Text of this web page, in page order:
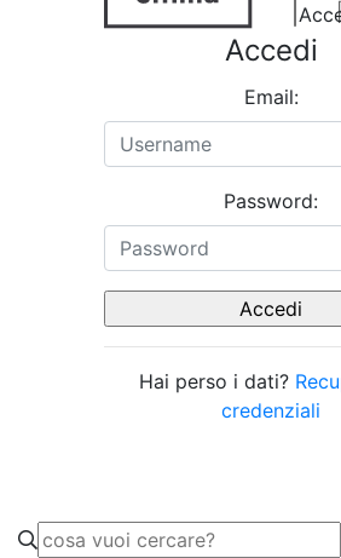
Accedi
Email:
Password:
Hai perso i dati?
credenziali